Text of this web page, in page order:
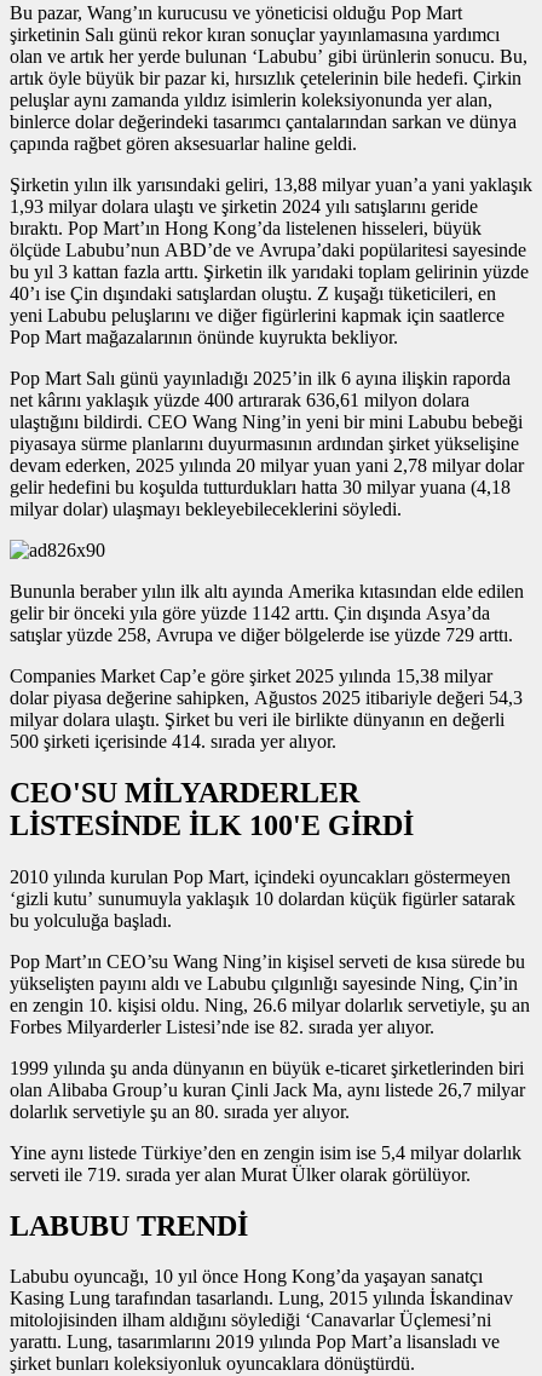
Bu pazar, Wang’ın kurucusu ve yöneticisi olduğu Pop Mart
şirketinin Salı günü rekor kıran sonuçlar yayınlamasına yardımcı
olan ve artık her yerde bulunan ‘Labubu’ gibi ürünlerin sonucu. Bu,
artık öyle büyük bir pazar ki, hırsızlık çetelerinin bile hedefi. Çirkin
peluşlar aynı zamanda yıldız isimlerin koleksiyonunda yer alan,
binlerce dolar değerindeki tasarımcı çantalarından sarkan ve dünya
çapında rağbet gören aksesuarlar haline geldi.
Şirketin yılın ilk yarısındaki geliri, 13,88 milyar yuan’a yani yaklaşık
1,93 milyar dolara ulaştı ve şirketin 2024 yılı satışlarını geride
bıraktı. Pop Mart’ın Hong Kong’da listelenen hisseleri, büyük
ölçüde Labubu’nun ABD’de ve Avrupa’daki popülaritesi sayesinde
bu yıl 3 kattan fazla arttı. Şirketin ilk yarıdaki toplam gelirinin yüzde
40’ı ise Çin dışındaki satışlardan oluştu. Z kuşağı tüketicileri, en
yeni Labubu peluşlarını ve diğer figürlerini kapmak için saatlerce
Pop Mart mağazalarının önünde kuyrukta bekliyor.
Pop Mart Salı günü yayınladığı 2025’in ilk 6 ayına ilişkin raporda
net kârını yaklaşık yüzde 400 artırarak 636,61 milyon dolara
ulaştığını bildirdi. CEO Wang Ning’in yeni bir mini Labubu bebeği
piyasaya sürme planlarını duyurmasının ardından şirket yükselişine
devam ederken, 2025 yılında 20 milyar yuan yani 2,78 milyar dolar
gelir hedefini bu koşulda tutturdukları hatta 30 milyar yuana (4,18
milyar dolar) ulaşmayı bekleyebileceklerini söyledi.
Bununla beraber yılın ilk altı ayında Amerika kıtasından elde edilen
gelir bir önceki yıla göre yüzde 1142 arttı. Çin dışında Asya’da
satışlar yüzde 258, Avrupa ve diğer bölgelerde ise yüzde 729 arttı.
Companies Market Cap’e göre şirket 2025 yılında 15,38 milyar
dolar piyasa değerine sahipken, Ağustos 2025 itibariyle değeri 54,3
milyar dolara ulaştı. Şirket bu veri ile birlikte dünyanın en değerli
500 şirketi içerisinde 414. sırada yer alıyor.
CEO'SU MİLYARDERLER
LİSTESİNDE İLK 100'E GİRDİ
2010 yılında kurulan Pop Mart, içindeki oyuncakları göstermeyen
‘gizli kutu’ sunumuyla yaklaşık 10 dolardan küçük figürler satarak
bu yolculuğa başladı.
Pop Mart’ın CEO’su Wang Ning’in kişisel serveti de kısa sürede bu
yükselişten payını aldı ve Labubu çılgınlığı sayesinde Ning, Çin’in
en zengin 10. kişisi oldu. Ning, 26.6 milyar dolarlık servetiyle, şu an
Forbes Milyarderler Listesi’nde ise 82. sırada yer alıyor.
1999 yılında şu anda dünyanın en büyük e-ticaret şirketlerinden biri
olan Alibaba Group’u kuran Çinli Jack Ma, aynı listede 26,7 milyar
dolarlık servetiyle şu an 80. sırada yer alıyor.
Yine aynı listede Türkiye’den en zengin isim ise 5,4 milyar dolarlık
serveti ile 719. sırada yer alan Murat Ülker olarak görülüyor.
LABUBU TRENDİ
Labubu oyuncağı, 10 yıl önce Hong Kong’da yaşayan sanatçı
Kasing Lung tarafından tasarlandı. Lung, 2015 yılında İskandinav
mitolojisinden ilham aldığını söylediği ‘Canavarlar Üçlemesi’ni
yarattı. Lung, tasarımlarını 2019 yılında Pop Mart’a lisansladı ve
şirket bunları koleksiyonluk oyuncaklara dönüştürdü.